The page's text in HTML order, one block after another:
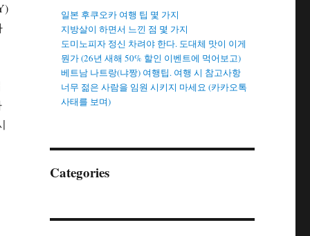
일본 후쿠오카 여행 팁 몇 가지
지방살이 하면서 느낀 점 몇 가지
도미노피자 정신 차려야 한다. 도대체 맛이 이게
뭔가 (26년 새해 50% 할인 이벤트에 먹어보고)
베트남 나트랑(냐짱) 여행팁. 여행 시 참고사항
너무 젊은 사람을 임원 시키지 마세요 (카카오톡
사태를 보며)
Categories